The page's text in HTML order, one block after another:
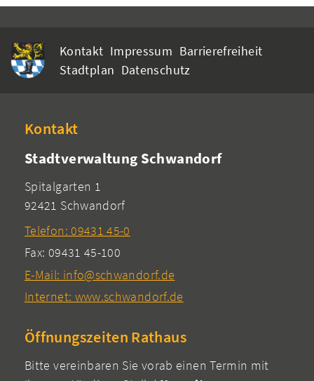
Kontakt Impressum Barrierefreiheit
Stadtplan Datenschutz
Kontakt
Stadtverwaltung Schwandorf
Spitalgarten 1
92421 Schwandorf
Telefon: 09431 45-0
Fax: 09431 45-100
E-Mail: info@schwandorf.de
Internet: www.schwandorf.de
Öffnungszeiten Rathaus
Bitte vereinbaren Sie vorab einen Termin mit